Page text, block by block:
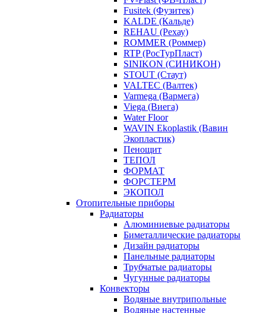
Fusitek (Фузитек)
KALDE (Кальде)
REHAU (Рехау)
ROMMER (Роммер)
RTP (РосТурПласт)
SINIKON (СИНИКОН)
STOUT (Стаут)
VALTEC (Валтек)
Varmega (Вармега)
Viega (Виега)
Water Floor
WAVIN Ekoplastik (Вавин
Экопластик)
Пенощит
ТЕПОЛ
ФОРМАТ
ФОРСТЕРМ
ЭКОПОЛ
Отопительные приборы
Радиаторы
Алюминиевые радиаторы
Биметаллические радиаторы
Дизайн радиаторы
Панельные радиаторы
Трубчатые радиаторы
Чугунные радиаторы
Конвекторы
Водяные внутрипольные
Водяные настенные